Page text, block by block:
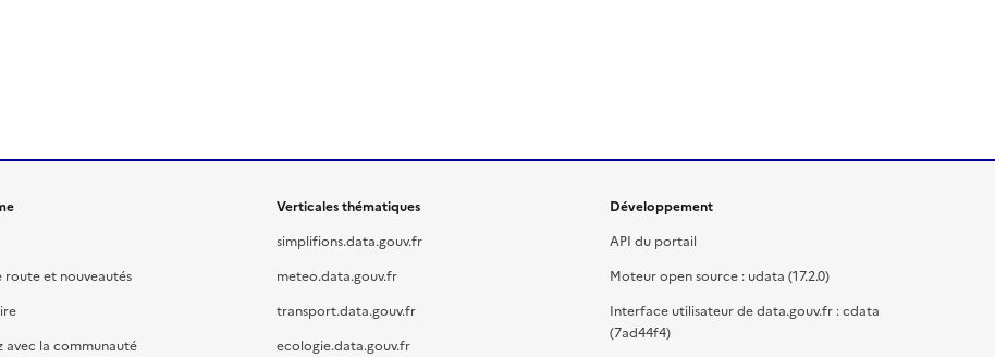
route et nouveautés
avec la communauté
Verticales thématiques
simplifions.data.gouv.fr
meteo.data.gouv.fr
transport.data.gouv.fr
ecologie.data.gouv.fr
Développement
API du portail
Moteur open source : udata (17.2.0)
Interface utilisateur de data.gouv.fr : cdata
(7ad44f4)